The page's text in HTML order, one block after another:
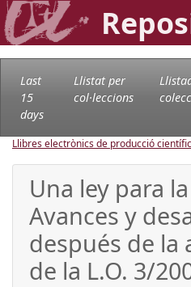
Last
15
days
Llistat per
col·leccions
Llibres electrònics de producció
Una ley para
Avances y
después de la
de la L.O. 3/